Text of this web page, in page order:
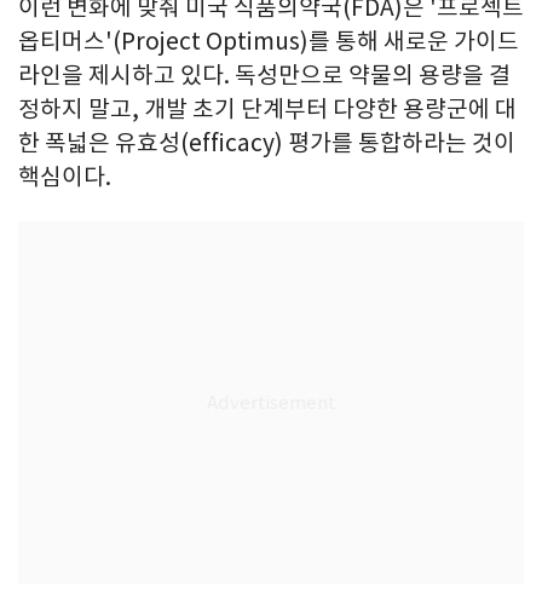
이런 변화에 맞춰 미국 식품의약국(FDA)은 '프로젝트
옵티머스'(Project Optimus)를 통해 새로운 가이드
라인을 제시하고 있다. 독성만으로 약물의 용량을 결
정하지 말고, 개발 초기 단계부터 다양한 용량군에 대
한 폭넓은 유효성(efficacy) 평가를 통합하라는 것이
핵심이다.